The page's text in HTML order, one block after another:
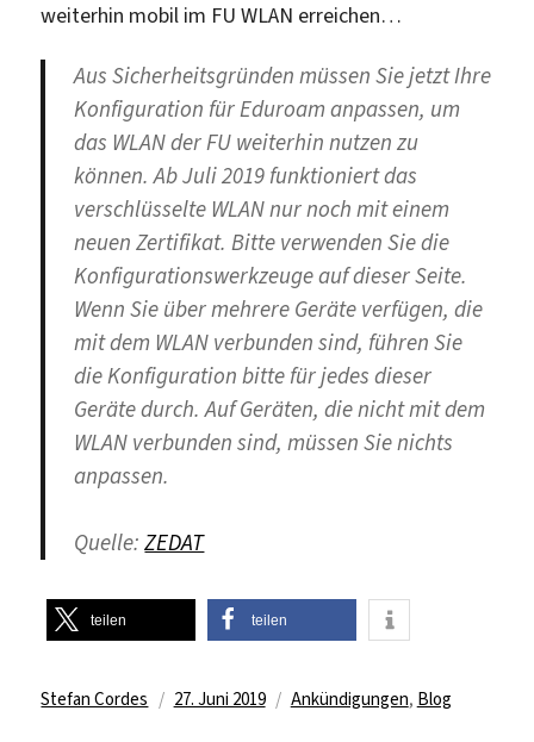
weiterhin mobil im FU WLAN erreichen…
Aus Sicherheitsgründen müssen Sie jetzt Ihre
Konfiguration für Eduroam anpassen, um
das WLAN der FU weiterhin nutzen zu
können. Ab Juli 2019 funktioniert das
verschlüsselte WLAN nur noch mit einem
neuen Zertifikat. Bitte verwenden Sie die
Konfigurationswerkzeuge auf dieser Seite.
Wenn Sie über mehrere Geräte verfügen, die
mit dem WLAN verbunden sind, führen Sie
die Konfiguration bitte fürjedes dieser
Geräte durch. Auf Geräten, die nicht mit dem
WLAN verbunden sind, müssen Sie nichts
anpassen.
Quelle:ZEDAT
teilen teilen
Autor
Stefan Cordes
Veröffentlicht
27. Juni 2019 Kategorien
Ankündigungen, Blog